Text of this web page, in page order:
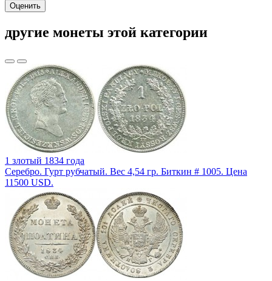
Оценить
другие монеты этой категории
1 злотый 1834 года
Серебро. Гурт рубчатый. Вес 4,54 гр. Биткин # 1005. Цена
11500 USD.